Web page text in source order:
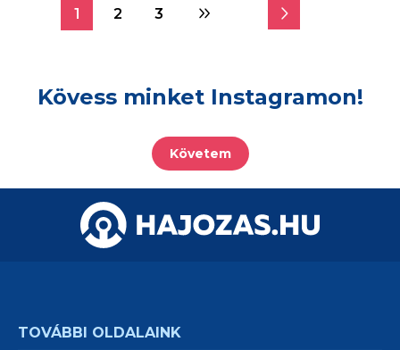
1 2 3
Kövess minket Instagramon!
Követem
TOVÁBBI OLDALAINK